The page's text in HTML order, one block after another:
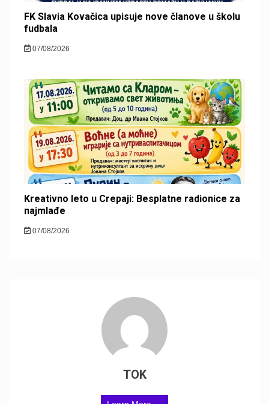
FK Slavia Kovačica upisuje nove članove u školu
fudbala
07/08/2026
Kreativno leto u Crepaji: Besplatne radionice za
najmlađe
07/08/2026
TOK